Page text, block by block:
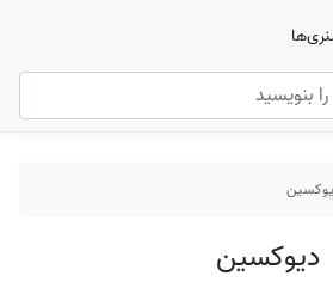
ديوکسين